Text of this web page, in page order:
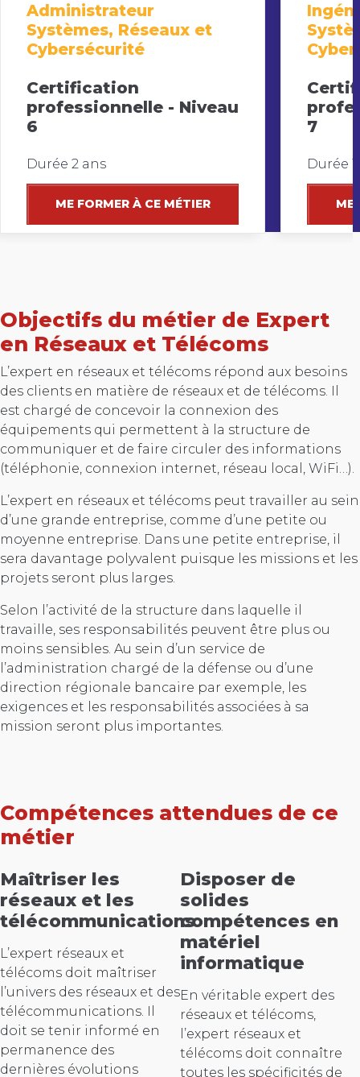
Administrateur
Systèmes, Réseaux et
Cybersécurité
Certification
professionnelle - Niveau
6
Durée 2 ans
ME FORMER À CE MÉTIER
7
Durée
ME
Objectifs du métier de Expert
en Réseaux et Télécoms
L’expert en réseaux et télécoms répond aux besoins
des clients en matière de réseaux et de télécoms. Il
est chargé de concevoir la connexion des
équipements qui permettent à la structure de
communiquer et de faire circuler des informations
(téléphonie, connexion internet, réseau local, WiFi…).
L’expert en réseaux et télécoms peut travailler au sein
d’une grande entreprise, comme d’une petite ou
moyenne entreprise. Dans une petite entreprise, il
sera davantage polyvalent puisque les missions et les
projets seront plus larges.
Selon l’activité de la structure dans laquelle il
travaille, ses responsabilités peuvent être plus ou
moins sensibles. Au sein d’un service de
l’administration chargé de la défense ou d’une
direction régionale bancaire par exemple, les
exigences et les responsabilités associées à sa
mission seront plus importantes.
Compétences attendues de ce
métier
Maîtriser les
réseaux et les
télécommunications
L’expert réseaux et
télécoms doit maîtriser
l’univers des réseaux et des
télécommunications. Il
doit se tenir informé en
permanence des
dernières évolutions
Disposer de
solides
compétences en
matériel
informatique
En véritable expert des
réseaux et télécoms,
l’expert réseaux et
télécoms doit connaître
toutes les spécificités de